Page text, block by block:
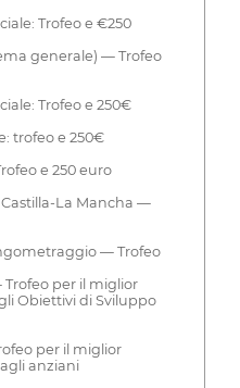
Trofeo e €250
generale) — Trofeo
Trofeo e 250€
trofeo e 250€
e 250 euro
La Mancha —
— Trofeo
per il miglior
Obiettivi di Sviluppo
per il miglior
anziani